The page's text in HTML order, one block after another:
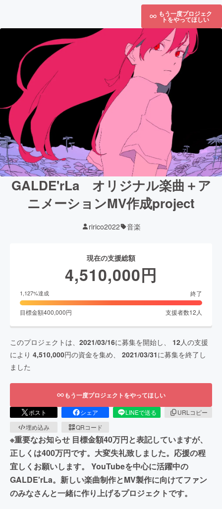
もう一度プロジェク
トをやってほしい
GALDE'rLa オリジナル楽曲＋ア
ニメーションMV作成project
ririco2022 音楽
現在の支援総額
4,510,000円
1,127%達成 終了
目標金額400,000円 支援者数12 人
このプロジェクトは、 2021/03/16に募集を開始し、 12人の支援
により 4,510,000円の資金を集め、 2021/03/31に募集を終了し
ました
もう一度プロジェクトをやってほしい
ポスト シェア LINEで送る
URLコピー
埋め込み
QRコード
※重要なお知らせ 目標金額40万円と表記していますが、
正しくは400万円です。大変失礼致しました。応援の程
宜しくお願いします。 YouTubeを中心に活躍中の
GALDE'rLa。新しい楽曲制作とMV製作に向けてファン
のみなさんと一緒に作り上げるプロジェクトです。